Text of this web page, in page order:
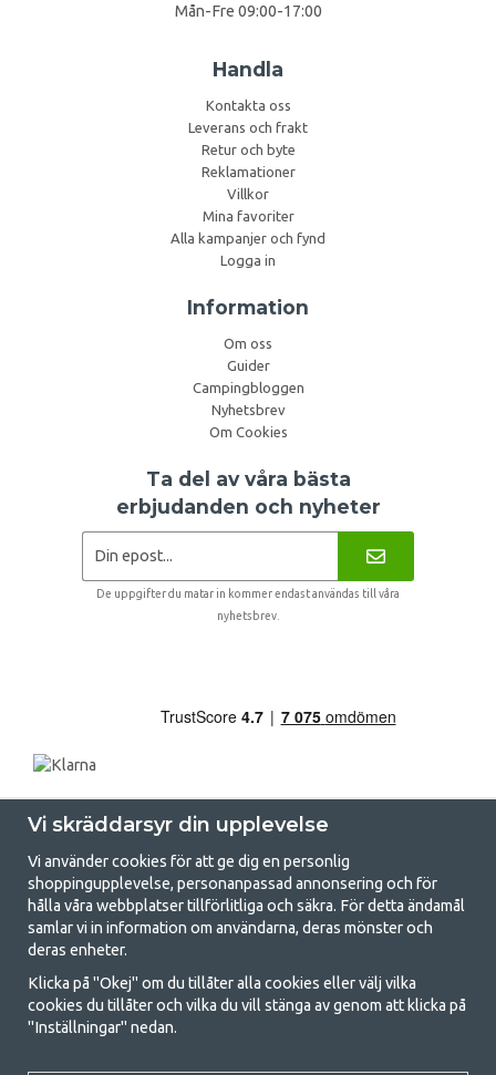
Mån-Fre 09:00-17:00
Handla
Kontakta oss
Leverans och frakt
Retur och byte
Reklamationer
Villkor
Mina favoriter
Alla kampanjer och fynd
Logga in
Information
Om oss
Guider
Campingbloggen
Nyhetsbrev
Om Cookies
Ta del av våra bästa
erbjudanden och nyheter
De uppgifter du matar in kommer endast användas till våra
nyhetsbrev.
GetCamping.se - Din butik för camping
och uteliv
Att campa kan antingen vara en livsstil eller ett sätt att samla familjen
för ett gemensamt äventyr. Oavsett vilken kategori du tillhör hittar du
Vi skräddarsyr din upplevelse
Vi använder cookies för att ge dig en personlig
shoppingupplevelse, personanpassad annonsering och för
hålla våra webbplatser tillförlitliga och säkra. För detta ändamål
samlar vi in information om användarna, deras mönster och
deras enheter.
Klicka på "Okej" om du tillåter alla cookies eller välj vilka
cookies du tillåter och vilka du vill stänga av genom att klicka på
"Inställningar" nedan.